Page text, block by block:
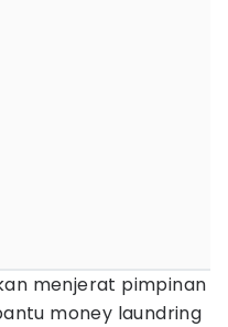
menjerat pimpinan
money laundring